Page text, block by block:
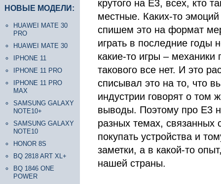
НОВЫЕ МОДЕЛИ:
HUAWEI MATE 30
PRO
HUAWEI MATE 30
IPHONE 11
IPHONE 11 PRO
IPHONE 11 PRO
MAX
SAMSUNG GALAXY
NOTE10+
SAMSUNG GALAXY
NOTE10
HONOR 8S
BQ 2818 ART XL+
BQ 1846 ONE
POWER
крутого на Е3, всех, кто
местные. Каких-то
спишем это на формат
играть в последние годы
какие-то игры –
такового все нет. И это
списывал это на то, что
индустрии говорят о том
выводы. Поэтому про Е3
разных темах, связанных
покупать устройства и
заметки, а в какой-то
нашей страны.